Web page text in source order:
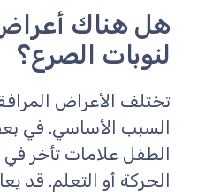
هل هناك
لنوبات الصرع؟
تختلف الأعراض
السبب الأساسي. في
الطفل علامات تأخر
الحركة أو التعلم. قد